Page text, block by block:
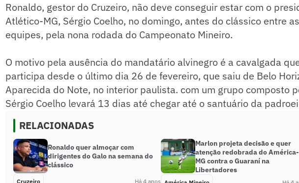
Ronaldo, gestor do Cruzeiro, não deve conseguir estar com o
Atlético-MG, Sérgio Coelho, no domingo, antes do clássico entre
equipes, pela nona rodada do Campeonato Mineiro.
O motivo pela ausência do mandatário alvinegro é a cavalgada
participa desde o último dia 26 de fevereiro, que saiu de Belo
Aparecida do Note, no interior paulista. com um grupo composto
Sérgio Coelho levará 13 dias até chegar até o santuário da
RELACIONADAS
Ronaldo quer almoçar com
dirigentes do Galo na semana do
clássico
Cruzeiro Há 4 anos
Marlon projeta decisão e quer
atenção redobrada do América-
MG contra o Guaraní na
Libertadores